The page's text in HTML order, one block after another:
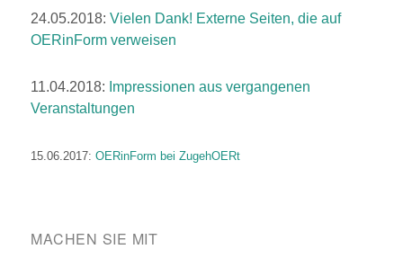
24.05.2018:Vielen Dank! Externe Seiten, die auf
OERinForm verweisen
11.04.2018: Impressionen aus vergangenen
Veranstaltungen
15.06.2017: OERinForm bei ZugehOERt
MACHEN SIE MIT